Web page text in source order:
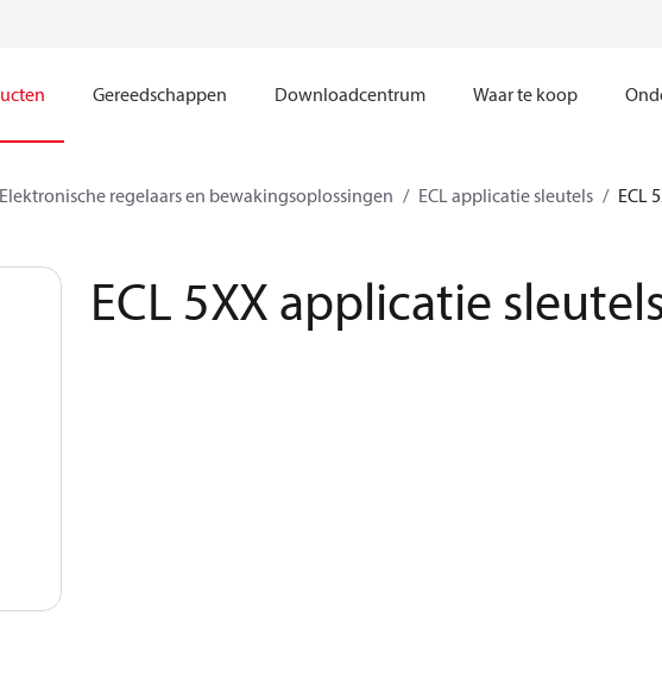
Gereedschappen Downloadcentrum Waar te koop
Elektronische regelaars en bewakingsoplossingen ECL applicatie sleutels ECL
ECL 5XX applicatie